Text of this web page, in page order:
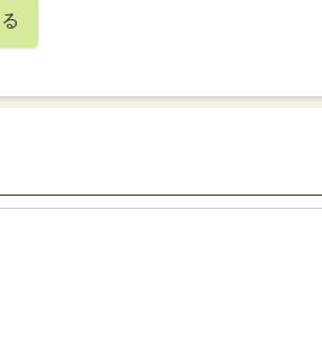
がスルッと落ちます。洗った後の
とがありません！
きやすいです。